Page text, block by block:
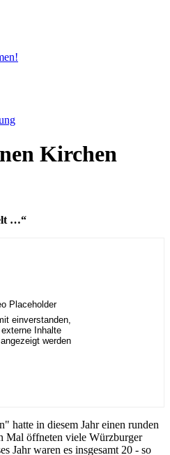
Kirchen
…“
einverstanden,
Inhalte
werden
hatte in diesem Jahr einen runden
Mal öffneten viele Würzburger
Jahr waren es insgesamt 20 - so